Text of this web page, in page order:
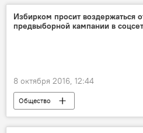
Избирком просит воздержаться
предвыборной кампании в
8 октября 2016, 12:44
Общество
Выборы в Сейм: осень — перемен